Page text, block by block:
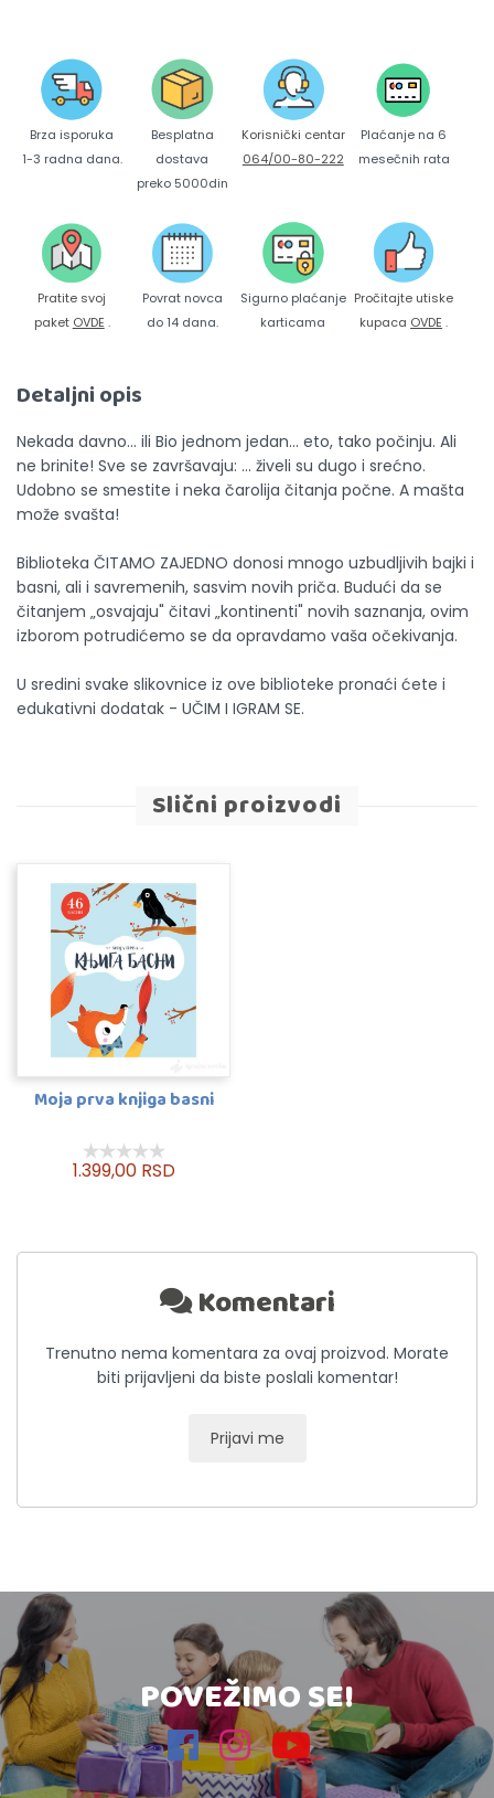
Brza isporuka
1-3 radna dana.
Besplatna
dostava
preko 5000din
Korisnički centar
064/00-80-222
Plaćanje na 6
mesečnih rata
Pratite svoj
paket OVDE .
Povrat novca
do 14 dana.
Sigurno plaćanje
karticama
Pročitajte utiske
kupaca OVDE .
Detaljni opis
Nekada davno... ili Bio jednom jedan... eto, tako počinju. Ali
ne brinite! Sve se završavaju: ... živeli su dugo i srećno.
Udobno se smestite i neka čarolija čitanja počne. A mašta
može svašta!
Biblioteka ČITAMO ZAJEDNO donosi mnogo uzbudljivih bajki i
basni, ali i savremenih, sasvim novih priča. Budući da se
čitanjem „osvajaju" čitavi „kontinenti" novih saznanja, ovim
izborom potrudićemo se da opravdamo vaša očekivanja.
U sredini svake slikovnice iz ove biblioteke pronaći ćete i
edukativni dodatak - UČIM I IGRAM SE.
Slični proizvodi
Moja prva knjiga basni
1.399,00 RSD
Komentari
Trenutno nema komentara za ovaj proizvod. Morate
biti prijavljeni da biste poslali komentar!
Prijavi me
POVEŽIMO SE!